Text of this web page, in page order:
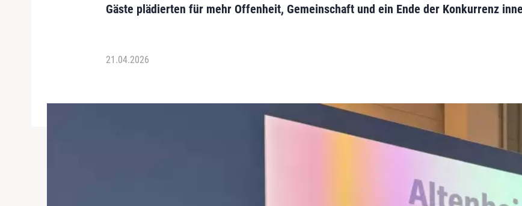
Gäste plädierten für mehr Offenheit, Gemeinschaft und ein Ende der Konkurrenz
21.04.2026